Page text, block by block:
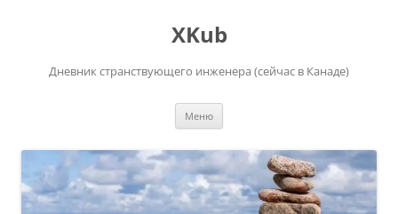
XKub
Дневник странствующего инженера (сейчас в Канаде)
Меню